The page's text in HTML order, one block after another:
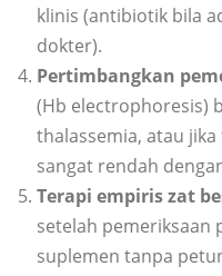
klinis (antibiotik bila
dokter).
Pertimbangkan
(Hb electrophoresis)
thalassemia, atau
sangat rendah
Terapi empiris zat
setelah pemeriksaan
suplemen tanpa